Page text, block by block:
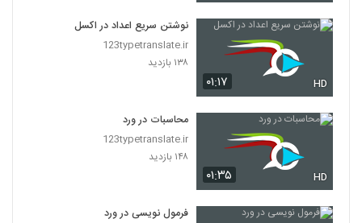
۰۱:۱۷ HD
نوشتن سریع اعداد در اکسل
123typetranslate.ir
۱۳۸ بازدید
۰۱:۳۵ HD
محاسبات در ورد
123typetranslate.ir
۱۴۸ بازدید
فرمول نویسی در ورد